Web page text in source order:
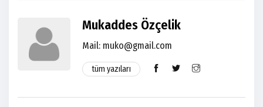
Mukaddes Özçelik
Mail: muko@gmail.com
tüm yazıları